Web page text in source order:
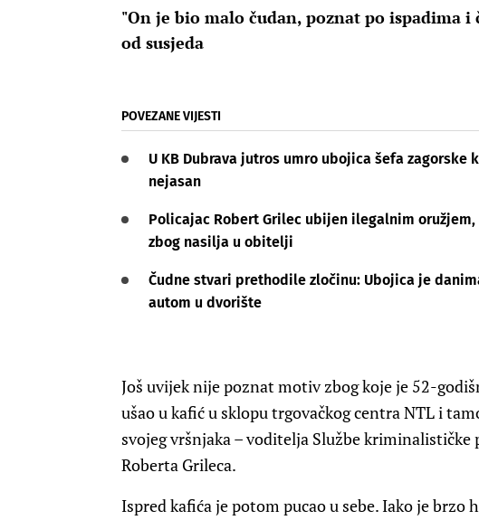
"On je bio malo čudan, poznat po ispadima
od susjeda
POVEZANE VIJESTI
U KB Dubrava jutros umro ubojica šefa
nejasan
Policajac Robert Grilec ubijen ilegalnim
zbog nasilja u obitelji
Čudne stvari prethodile zločinu: Ubojica je
autom u dvorište
Još uvijek nije poznat motiv zbog koje je 52-
ušao u kafić u sklopu trgovačkog centra NTL i
svojeg vršnjaka – voditelja Službe kriminalističke
Roberta Grileca.
Ispred kafića je potom pucao u sebe. Iako je